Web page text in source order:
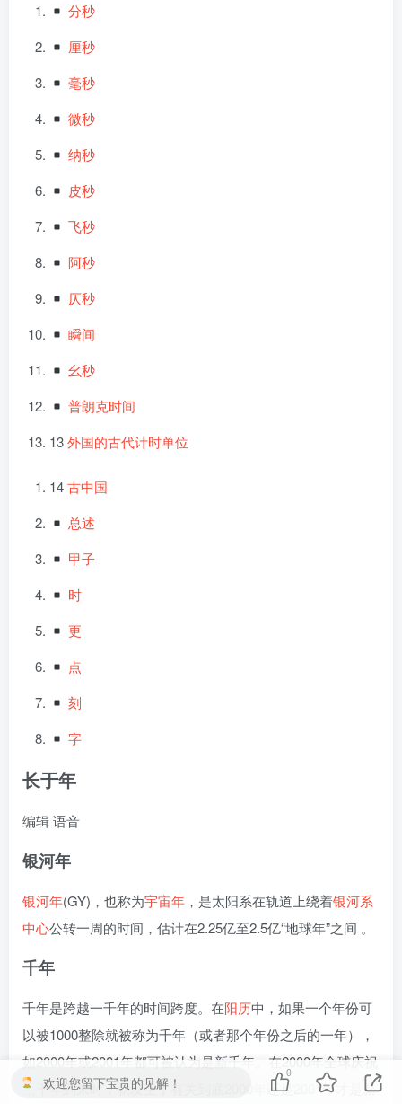
分秒
厘秒
毫秒
微秒
纳秒
皮秒
飞秒
阿秒
仄秒
瞬间
幺秒
普朗克时间
13外国的古代计时单位
14古中国
总述
甲子
时
更
点
刻
字
长于年
编辑语音
银河年
银河年(GY)，也称为宇宙年 ，是太阳系在轨道上绕着银河系
中心公转一周的时间，估计在2.25亿至2.5亿“地球年”之间 。
千年
千年是跨越一千年的时间跨度。在阳历中，如果一个年份可
以被1000整除就被称为千年（或者那个年份之后的一年），
如2000年或2001年都可被认为是新千年。在2000年全球庆祝
新千年到来时，就发生了有关到底2000年还是2001年才是新
欢迎您留下宝贵的见解！
0